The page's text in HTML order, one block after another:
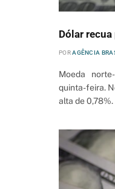
Dólar recua
POR AGÊNCIA
Moeda
quinta-feira.
alta de 0,78%.